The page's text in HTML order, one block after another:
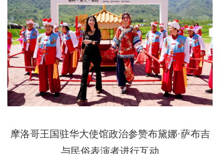
摩洛哥王国驻华大使馆政治参赞布黛娜·萨布吉
与民俗表演者进行互动